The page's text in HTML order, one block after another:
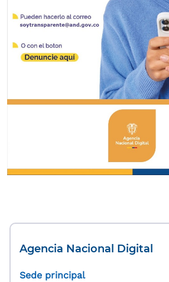
Agencia Nacional Digital
Sede principal